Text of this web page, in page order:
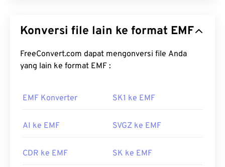
dariWindows Metafile Format (WMF). Dengan palet
independensi perangkat, EMF merupakan
penyempurnaan dari format berkas 16-bit WMF.
Bagaimana cara membuka berkas
EMF?
Program standar untuk membuka EMF adalah
Microsoft Windows (Windows), program populer
Konversi file lain ke format EMF
FreeConvert.com dapat mengonversi file Anda
yang lain ke format EMF :
EMF Konverter SK1 ke EMF
AI ke EMF SVGZ ke EMF
CDR ke EMF SK ke EMF